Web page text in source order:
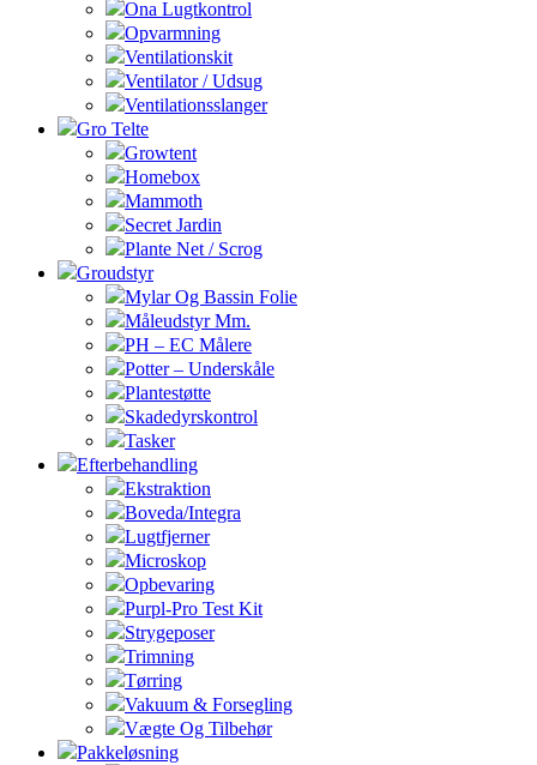
Ona Lugtkontrol
Opvarmning
Ventilationskit
Ventilator / Udsug
Ventilationsslanger
Gro Telte
Growtent
Homebox
Mammoth
Secret Jardin
Plante Net / Scrog
Groudstyr
Mylar Og Bassin Folie
Måleudstyr Mm.
PH – EC Målere
Potter – Underskåle
Plantestøtte
Skadedyrskontrol
Tasker
Efterbehandling
Ekstraktion
Boveda/Integra
Lugtfjerner
Microskop
Opbevaring
Purpl-Pro Test Kit
Strygeposer
Trimning
Tørring
Vakuum & Forsegling
Vægte Og Tilbehør
Pakkeløsning